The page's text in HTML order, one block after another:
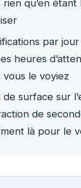
qu’en étant
par
heures
vous le voyiez
de surface sur
de
là pour le